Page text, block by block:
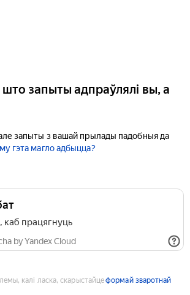
запыты адпраўлялі вы, а
запыты з вашай прылады падобныя да
гэта магло адбыцца?
каб працягнуць
by Yandex Cloud
калі ласка, скарыстайцеформай зваротнай